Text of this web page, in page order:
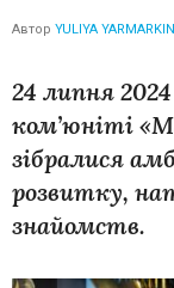
Автор YULIYA
24 липня
ком’юніті
зібралися
розвитку,
знайомств.